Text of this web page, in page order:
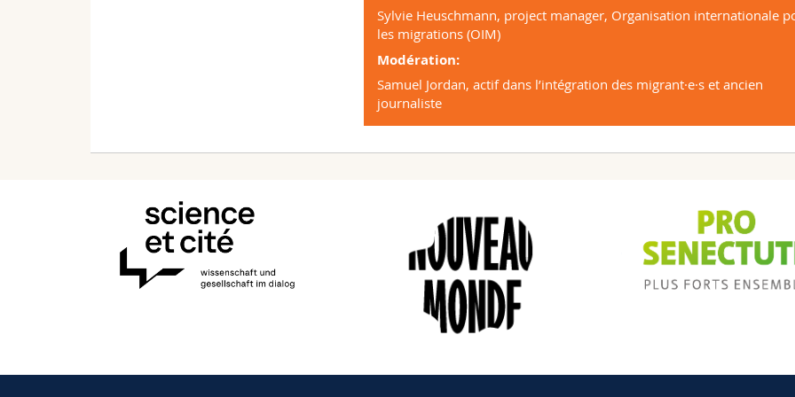
Sylvie Heuschmann, project manager, Organisation internationale
les migrations (OIM)
Modération:
Samuel Jordan, actif dans l’intégration des migrant·e·s et ancien
journaliste